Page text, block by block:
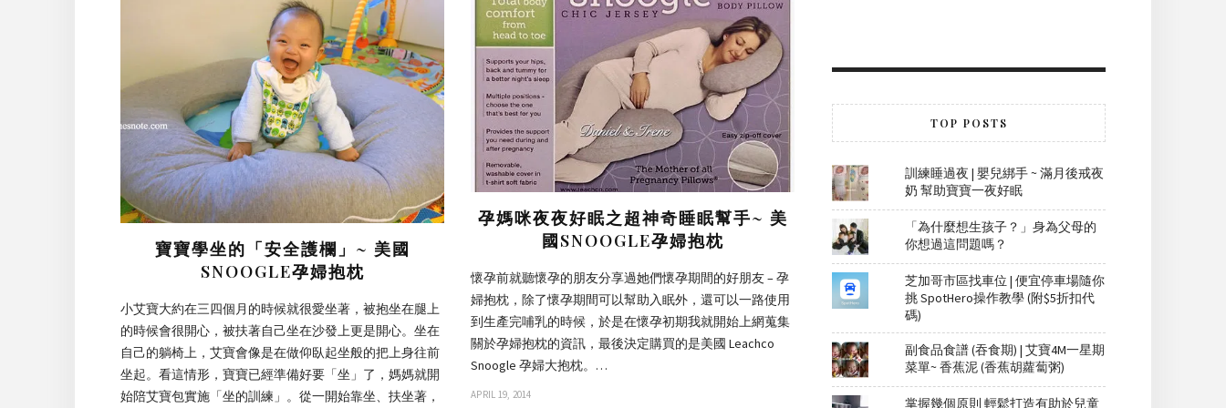
寶寶學坐的「安全護欄」~ 美國
SNOOGLE孕婦抱枕
小艾寶大約在三四個月的時候就很愛坐著，被抱坐在腿上
的時候會很開心，被扶著自己坐在沙發上更是開心。坐在
自己的躺椅上，艾寶會像是在做仰臥起坐般的把上身往前
坐起。看這情形，寶寶已經準備好要「坐」了，媽媽就開
始陪艾寶包實施「坐的訓練」。從一開始靠坐、扶坐著，
孕媽咪夜夜好眠之超神奇睡眠幫手~ 美
國SNOOGLE孕婦抱枕
懷孕前就聽懷孕的朋友分享過她們懷孕期間的好朋友 – 孕
婦抱枕，除了懷孕期間可以幫助入眠外，還可以一路使用
到生產完哺乳的時候，於是在懷孕初期我就開始上網蒐集
關於孕婦抱枕的資訊，最後決定購買的是美國 Leachco
Snoogle 孕婦大抱枕。…
APRIL 19, 2014
TOP POSTS
訓練睡過夜 | 嬰兒綁手 ~ 滿月後戒夜
奶 幫助寶寶一夜好眠
「為什麼想生孩子？」身為父母的
你想過這問題嗎？
芝加哥市區找車位 | 便宜停車場隨你
挑 SpotHero操作教學 (附$5折扣代
碼)
副食品食譜 (吞食期) | 艾寶4M一星期
菜單~ 香蕉泥 (香蕉胡蘿蔔粥)
掌握幾個原則 輕鬆打造有助於兒童